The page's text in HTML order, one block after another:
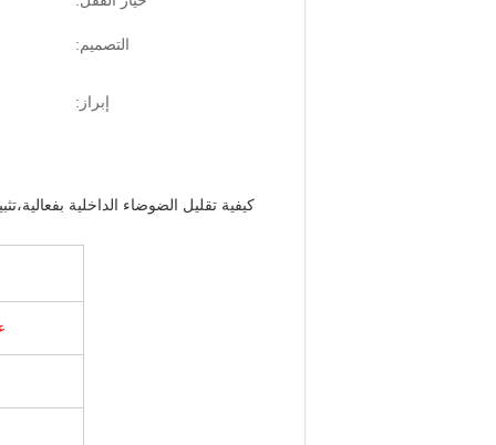
التصميم:
إبراز:
كيفية تقليل الضوضاء الداخلية بفعالية،